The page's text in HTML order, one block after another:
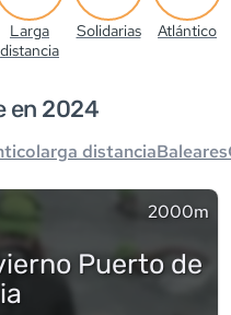
Larga
distancia
Solidarias Atlántico
en 2024
larga distanciaBaleares
2000m
Puerto de